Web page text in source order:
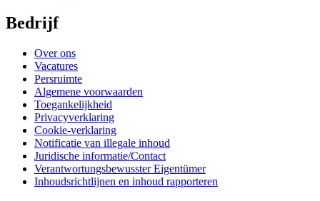
Bedrijf
Over ons
Vacatures
Persruimte
Algemene voorwaarden
Toegankelijkheid
Privacyverklaring
Cookie-verklaring
Notificatie van illegale inhoud
Juridische informatie/Contact
Verantwortungsbewusster Eigentümer
Inhoudsrichtlijnen en inhoud rapporteren